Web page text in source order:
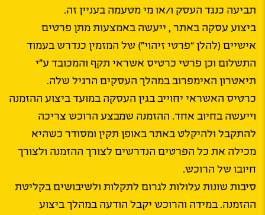
תביעה כנגד העסק ו/או מי מטעמה בעניין זה.
ביצוע עסקה באתר , ייעשה באמצעות מתן פרטים
אישיים (להלן “פרטי זיהוי”) של המזמין כנדרש בעמוד
התשלום וכן פרטי כרטיס אשראי תקף והמכובד ע”י
תיאטרון האימפרוב במהלך העסקים הרגיל שלה.
כרטיס האשראי יחוייב בגין העסקה במועד ביצוע ההזמנה
וייעשה בחיוב אחד. ההזמנה שמבצע הרוכש צריכה
להתקבל ולהיקלט באתר באופן תקין ומסודר כשהיא
מכילה את כל הפרטים הנדרשים לצורך ההזמנה ולצורך
חיובו של הרוכש.
סיבות שונות עלולות לגרום לתקלות ולשיבושים בקליטת
ההזמנה. במידה והרוכש יקבל הודעה במהלך ביצוע